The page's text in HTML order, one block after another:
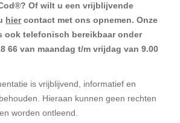
Of wilt u een vrijblijvende
hiercontact met ons opnemen. Onze
ook telefonisch bereikbaar onder
66 van maandag t/m vrijdag van 9.00
is vrijblijvend, informatief en
Hieraan kunnen geen rechten
worden ontleend.